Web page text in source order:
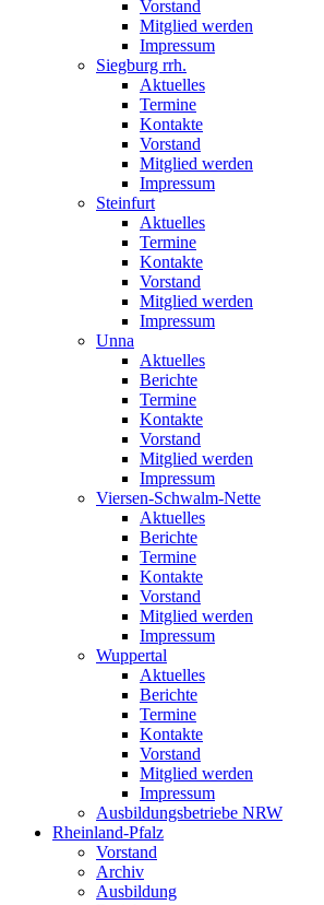
Vorstand
Mitglied werden
Impressum
Siegburg rrh.
Aktuelles
Termine
Kontakte
Vorstand
Mitglied werden
Impressum
Steinfurt
Aktuelles
Termine
Kontakte
Vorstand
Mitglied werden
Impressum
Unna
Aktuelles
Berichte
Termine
Kontakte
Vorstand
Mitglied werden
Impressum
Viersen-Schwalm-Nette
Aktuelles
Berichte
Termine
Kontakte
Vorstand
Mitglied werden
Impressum
Wuppertal
Aktuelles
Berichte
Termine
Kontakte
Vorstand
Mitglied werden
Impressum
Ausbildungsbetriebe NRW
Rheinland-Pfalz
Vorstand
Archiv
Ausbildung